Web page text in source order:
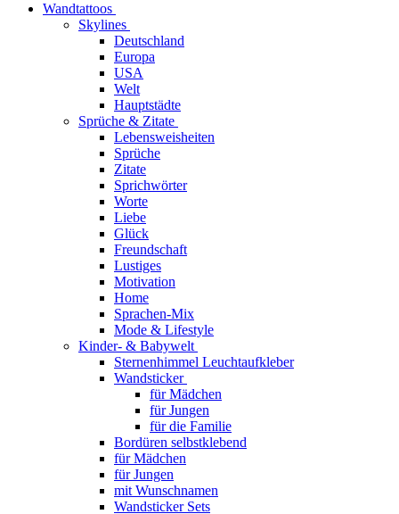
Wandtattoos
Skylines
Deutschland
Europa
USA
Welt
Hauptstädte
Sprüche & Zitate
Lebensweisheiten
Sprüche
Zitate
Sprichwörter
Worte
Liebe
Glück
Freundschaft
Lustiges
Motivation
Home
Sprachen-Mix
Mode & Lifestyle
Kinder- & Babywelt
Sternenhimmel Leuchtaufkleber
Wandsticker
für Mädchen
für Jungen
für die Familie
Bordüren selbstklebend
für Mädchen
für Jungen
mit Wunschnamen
Wandsticker Sets